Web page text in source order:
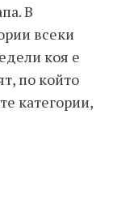
В
всеки
коя е
по който
категории,